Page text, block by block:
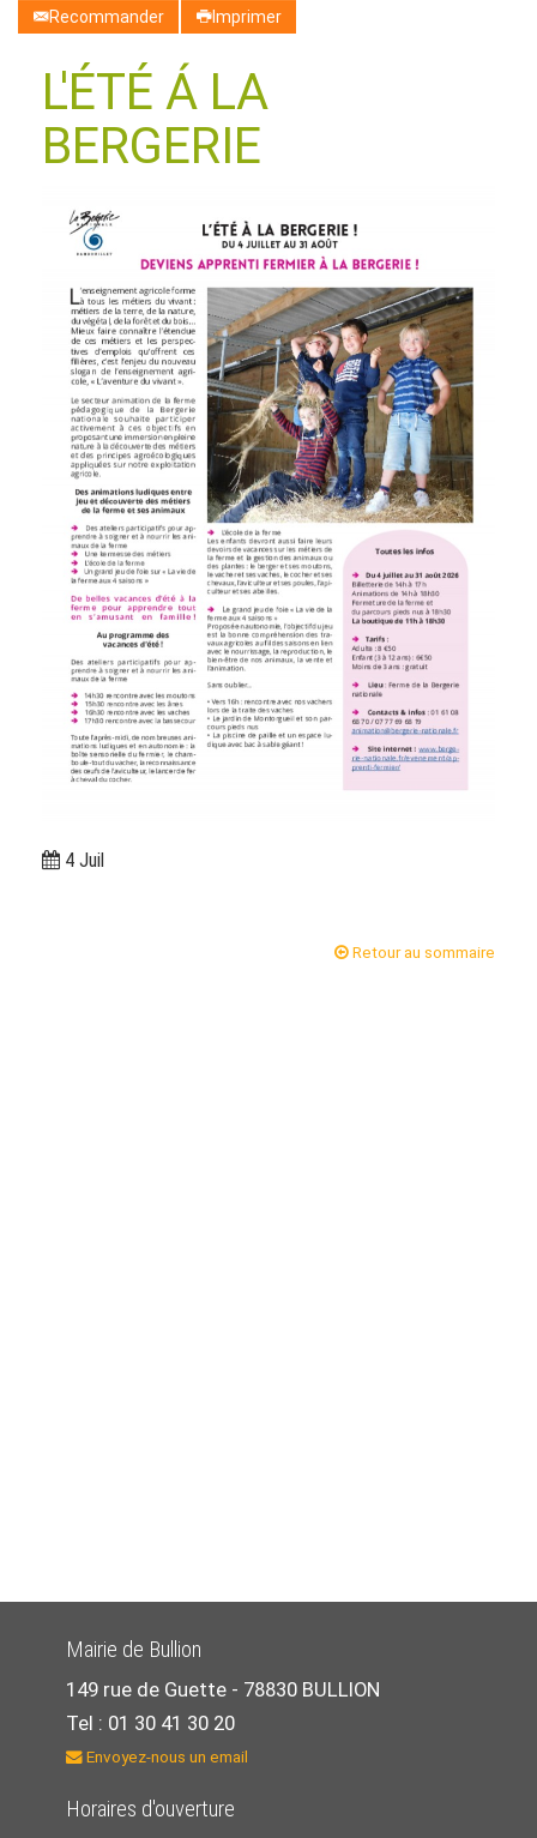
Recommander Imprimer
L'ÉTÉ Á LA
BERGERIE
4 Juil
Retour au sommaire
Mairie de Bullion
149 rue de Guette - 78830 BULLION
Tel : 01 30 41 30 20
Envoyez-nous un email
Horaires d'ouverture